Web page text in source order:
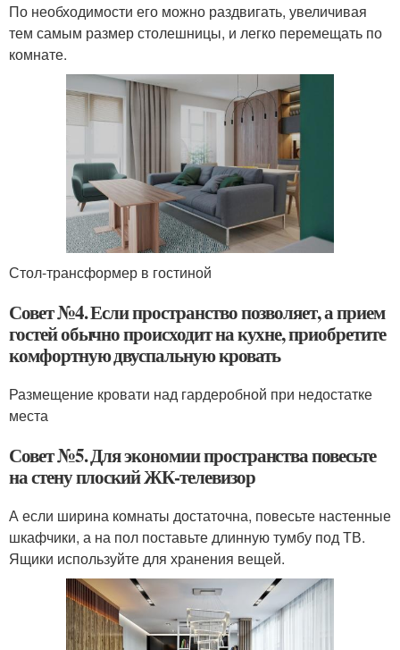
По необходимости его можно раздвигать, увеличивая
тем самым размер столешницы, и легко перемещать по
комнате.
Стол-трансформер в гостиной
Совет №4. Если пространство позволяет, а прием
гостей обычно происходит на кухне, приобретите
комфортную двуспальную кровать
Размещение кровати над гардеробной при недостатке
места
Совет №5. Для экономии пространства повесьте
на стену плоский ЖК-телевизор
А если ширина комнаты достаточна, повесьте настенные
шкафчики, а на пол поставьте длинную тумбу под ТВ.
Ящики используйте для хранения вещей.